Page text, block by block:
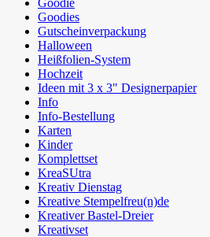
Goodies
Gutscheinverpackung
Halloween
Heißfolien-System
Hochzeit
Ideen mit 3 x 3" Designerpapier
Info
Info-Bestellung
Karten
Kinder
Komplettset
KreaSUtra
Kreativ Dienstag
Kreative Stempelfreu(n)de
Kreativer Bastel-Dreier
Kreativset